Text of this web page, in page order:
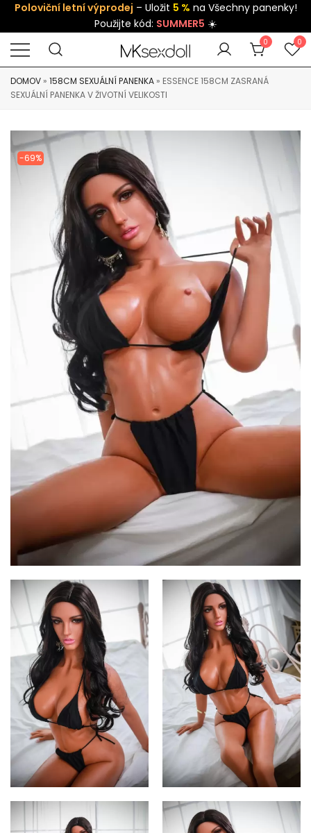
Poloviční letní výprodej – Uložit 5 % na Všechny panenky!
Použijte kód: SUMMER5 ☀️
0 0
DOMOV » 158CM SEXUÁLNÍ PANENKA » ESSENCE 158CM ZASRANÁ
SEXUÁLNÍ PANENKA V ŽIVOTNÍ VELIKOSTI
-69%